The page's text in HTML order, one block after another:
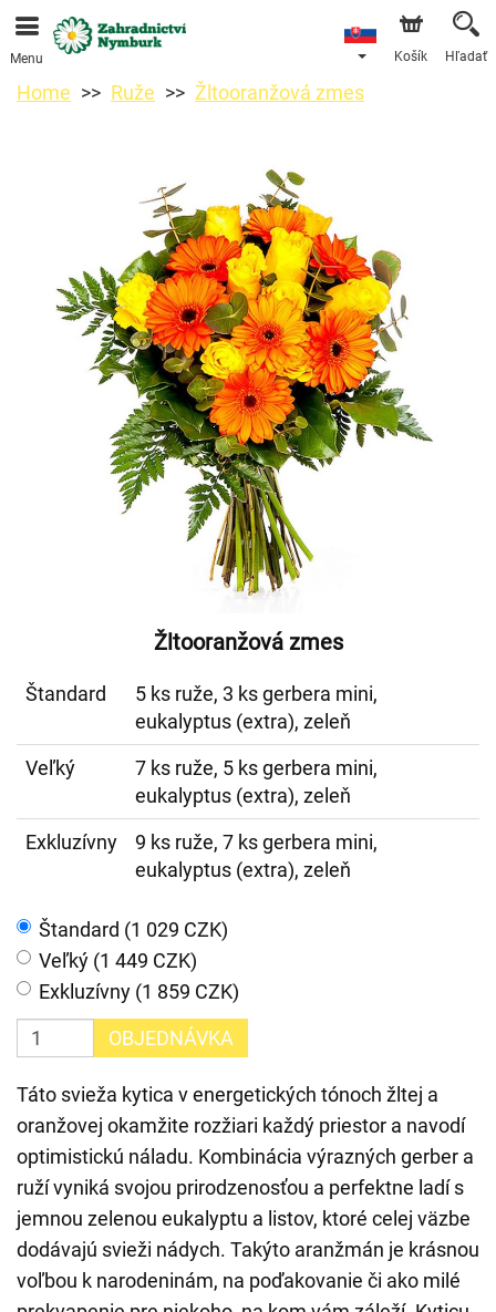
Objednávky prijímame prostredníctvom nášho e-shopu.
Najskorší možný termín doručenia je od 11.8.2026 z
Menu Košík Hľadať
Home Ruže Žltooranžová zmes
Žltooranžová zmes
Štandard
5 ks ruže, 3 ks gerbera mini,
eukalyptus (extra), zeleň
Veľký
7 ks ruže, 5 ks gerbera mini,
eukalyptus (extra), zeleň
Exkluzívny
9 ks ruže, 7 ks gerbera mini,
eukalyptus (extra), zeleň
Štandard (1 029 CZK)
Veľký (1 449 CZK)
Exkluzívny (1 859 CZK)
OBJEDNÁVKA
Táto svieža kytica v energetických tónoch žltej a
oranžovej okamžite rozžiari každý priestor a navodí
optimistickú náladu. Kombinácia výrazných gerber a
ruží vyniká svojou prirodzenosťou a perfektne ladí s
jemnou zelenou eukalyptu a listov, ktoré celej väzbe
dodávajú svieži nádych. Takýto aranžmán je krásnou
voľbou k narodeninám, na poďakovanie či ako milé